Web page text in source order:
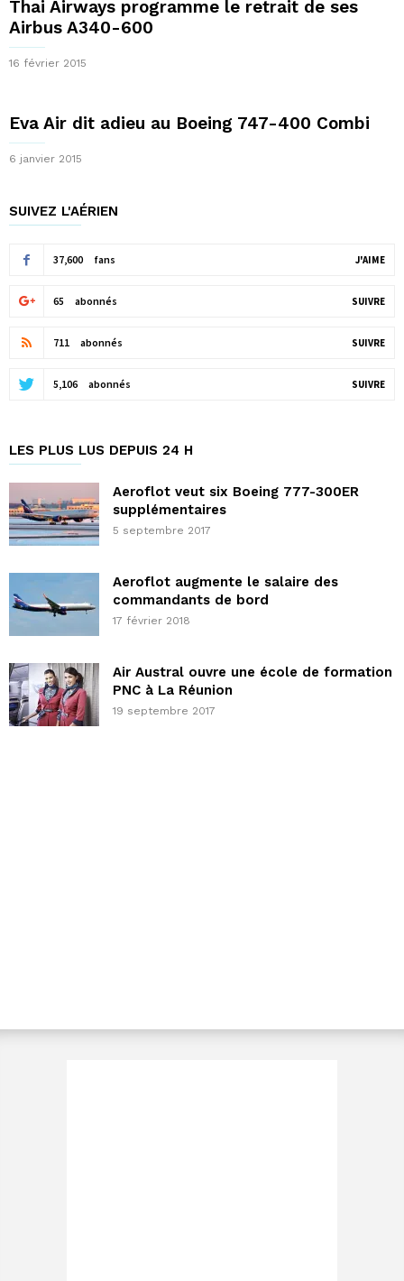
Thai Airways programme le retrait de ses
Airbus A340-600
16 février 2015
Eva Air dit adieu au Boeing 747-400 Combi
6 janvier 2015
SUIVEZ L'AÉRIEN
37,600 fans J'AIME
65 abonnés SUIVRE
711 abonnés SUIVRE
5,106 abonnés SUIVRE
LES PLUS LUS DEPUIS 24 H
Aeroflot veut six Boeing 777-300ER
supplémentaires
5 septembre 2017
Aeroflot augmente le salaire des
commandants de bord
17 février 2018
Air Austral ouvre une école de formation
PNC à La Réunion
19 septembre 2017